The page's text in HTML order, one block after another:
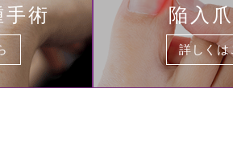
手術 陥入
詳しくは